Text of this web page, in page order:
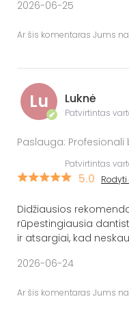
2026-06-25
Ar šis komentaras Jums
Lu
✔
Luknė
Patvirtintas
Paslauga:
Patvirtintas
5.0
Didžiausios
rūpestingiausia
ir atsargiai, kad
2026-06-24
Ar šis komentaras Jums